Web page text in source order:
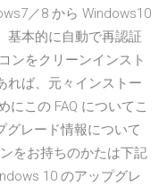
／8 から Windows10
基本的に自動で再認証
ンをクリーンインスト
れば、元々インストー
この FAQ についてこ
グレード情報について
をお持ちのかたは下記
10 のアップグレ